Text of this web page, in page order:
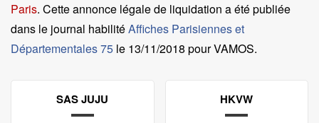
Paris. Cette annonce légale de liquidation a été publiée
dans le journal habilitéAffiches Parisiennes et
Départementales 75 le 13/11/2018 pour VAMOS.
SAS JUJU HKVW